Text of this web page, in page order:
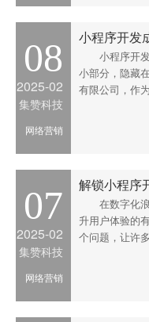
08
2025-02
集赞科技
网络营销
小程序开
小部分，隐藏
有限公司，作
不同行业案
在教育行业，
小程序。基
07
2025-02
集赞科技
网络营销
解锁小程序
在数字化
升用户体验的
个问题，让许
司，作为专
析，揭开小程
企业为例，